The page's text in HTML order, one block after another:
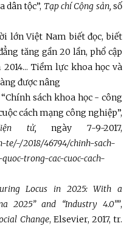
dân tộc”, Tạp chí Cộng sản, số
lớn Việt Nam biết đọc, biết
tăng gần 20 lần, phổ cập
Tiềm lực khoa học và
được nâng
sách khoa học - công
cách mạng công nghiệp”,
tử,
ngày 7-9-2017,
te/-/2018/46794/chinh-sach-
trong-cac-cuoc-cach-
Locus in 2025: With a
2025” and “Industry 4.0””,
Change, Elsevier, 2017, tr.